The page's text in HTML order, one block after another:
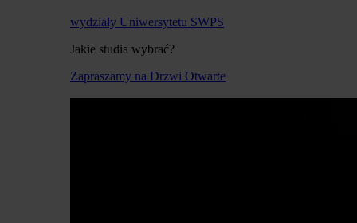
wydziały Uniwersytetu SWPS
Jakie studia wybrać?
Zapraszamy na Drzwi Otwarte